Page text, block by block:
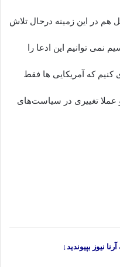
هم در این زمینه درحال تلاش
نمی توانیم این ادعا را
کنیم که آمریکایی ها فقط
عملا تغییری در سیاست‌های
نیوز بپیوندید↓